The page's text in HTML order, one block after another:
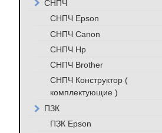
СНПЧ
СНПЧ Epson
СНПЧ Canon
СНПЧ Hp
СНПЧ Brother
СНПЧ Конструктор (
комплектующие )
ПЗК
ПЗК Epson